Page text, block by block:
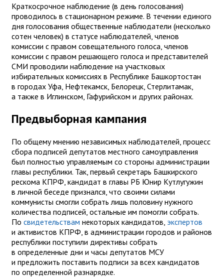
Краткосрочное наблюдение (в день голосования)
проводилось в стационарном режиме. В течении единого
дня голосования общественные наблюдатели (несколько
сотен человек) в статусе наблюдателей, членов
комиссии с правом совещательного голоса, членов
комиссии с правом решающего голоса и представителей
СМИ проводили наблюдение на участковых
избирательных комиссиях в Республике Башкортостан
в городах Уфа, Нефтекамск, Белорецк, Стерлитамак,
а также в Иглинском, Гафурийском и других районах.
Предвыборная кампания
По общему мнению независимых наблюдателей, процесс
сбора подписей депутатов местного самоуправления
был полностью управляемым со стороны администрации
главы республики. Так, первый секретарь Башкирского
рескома КПРФ, кандидат в главы РБ Юнир Кутлугужин
в личной беседе признался, что своими силами
коммунисты смогли собрать лишь половину нужного
количества подписей, остальные им помогли собрать.
По свидетельствам некоторых кандидатов, экспертов
и активистов КПРФ, в администрации городов и районов
республики поступили директивы собрать
в определенные дни и часы депутатов МСУ
и предложить поставить подписи за всех кандидатов
по определенной разнарядке.